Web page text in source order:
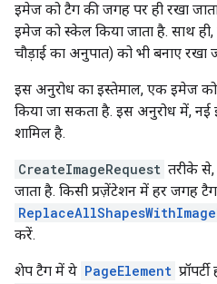
इमेज को टैग की जगह पर ही रखा
इमेज को स्केल किया जाता है. साथ
चौड़ाई का अनुपात) को भी बनाए रखा
इस अनुरोध का इस्तेमाल, एक इमेज
किया जा सकता है. इस अनुरोध में, नई
शामिल है.
CreateImageRequest तरीके
जाता है. किसी प्रज़ेंटेशन में हर जगह
करें.
शेप टैग में ये PageElement